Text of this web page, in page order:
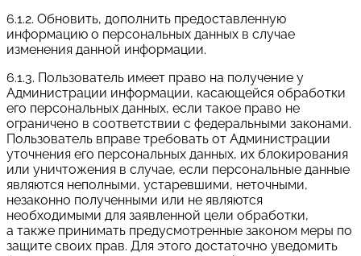
6.1.2. Обновить, дополнить предоставленную
информацию о персональных данных в случае
изменения данной информации.
6.1.3. Пользователь имеет право на получение у
Администрации информации, касающейся обработки
его персональных данных, если такое право не
ограничено в соответствии с федеральными законами.
Пользователь вправе требовать от Администрации
уточнения его персональных данных, их блокирования
или уничтожения в случае, если персональные данные
являются неполными, устаревшими, неточными,
незаконно полученными или не являются
необходимыми для заявленной цели обработки,
а также принимать предусмотренные законом меры по
защите своих прав. Для этого достаточно уведомить